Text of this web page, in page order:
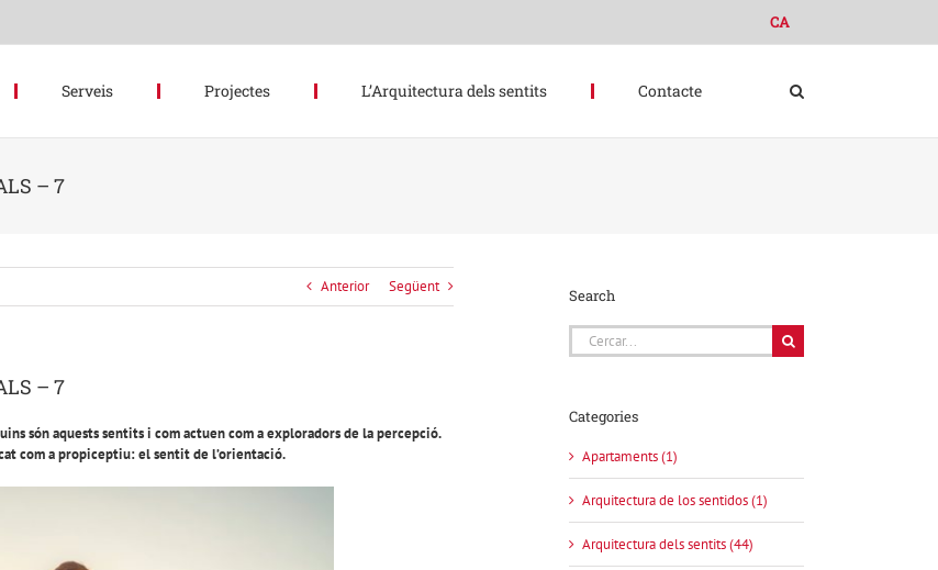
CA
Serveis Projectes L’Arquitectura dels sentits Contacte
– 7
Anterior Següent
– 7
són aquests sentits i com actuen com a exploradors de la percepció.
com a propiceptiu: el sentit de l’orientació.
Search
Cerca
…
Categories
Apartaments (1)
Arquitectura de los sentidos (1)
Arquitectura dels sentits (44)